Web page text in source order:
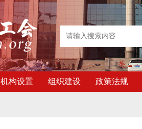
机构设置 组织建设 政策法规